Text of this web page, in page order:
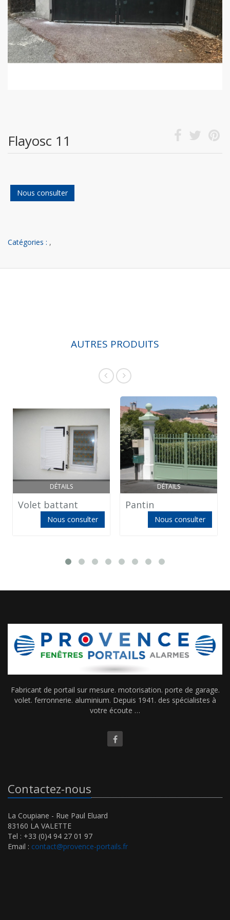
Flayosc 11
Nous consulter
Catégories : ,
AUTRES PRODUITS
DÉTAILS
Volet battant
Nous consulter
DÉTAILS
Pantin
Nous consulter
Fabricant de portail sur mesure. motorisation. porte de garage.
volet. ferronnerie. aluminium. Depuis 1941. des spécialistes à
votre écoute …
Contactez-nous
La Coupiane - Rue Paul Eluard
83160 LA VALETTE
Tel : +33 (0)4 94 27 01 97
Email : contact@provence-portails.fr